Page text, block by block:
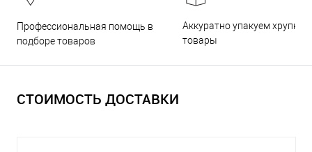
Профессиональная помощь в
подборе товаров
Аккуратно упакуем хрупкие
товары
СТОИМОСТЬ ДОСТАВКИ